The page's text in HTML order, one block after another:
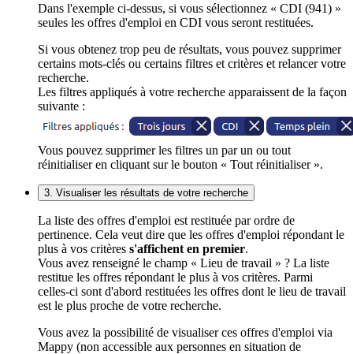
Dans l'exemple ci-dessus, si vous sélectionnez « CDI (941) »
seules les offres d'emploi en CDI vous seront restituées.
Si vous obtenez trop peu de résultats, vous pouvez supprimer
certains mots-clés ou certains filtres et critères et relancer votre
recherche.
Les filtres appliqués à votre recherche apparaissent de la façon
suivante :
Vous pouvez supprimer les filtres un par un ou tout
réinitialiser en cliquant sur le bouton « Tout réinitialiser ».
3. Visualiser les résultats de votre recherche
La liste des offres d'emploi est restituée par ordre de
pertinence. Cela veut dire que les offres d'emploi répondant le
plus à vos critères s'affichent en premier.
Vous avez renseigné le champ « Lieu de travail » ? La liste
restitue les offres répondant le plus à vos critères. Parmi
celles-ci sont d'abord restituées les offres dont le lieu de travail
est le plus proche de votre recherche.
Vous avez la possibilité de visualiser ces offres d'emploi via
Mappy (non accessible aux personnes en situation de